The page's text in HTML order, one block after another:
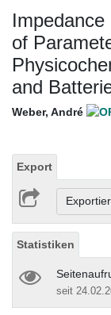
of
and
Weber, André
Export
Statistiken
seit